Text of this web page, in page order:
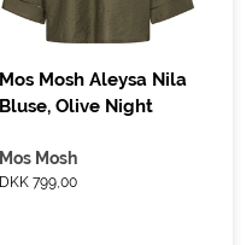
Mos Mosh Aleysa Nila
Bluse, Olive Night
Mos Mosh
DKK 799,00